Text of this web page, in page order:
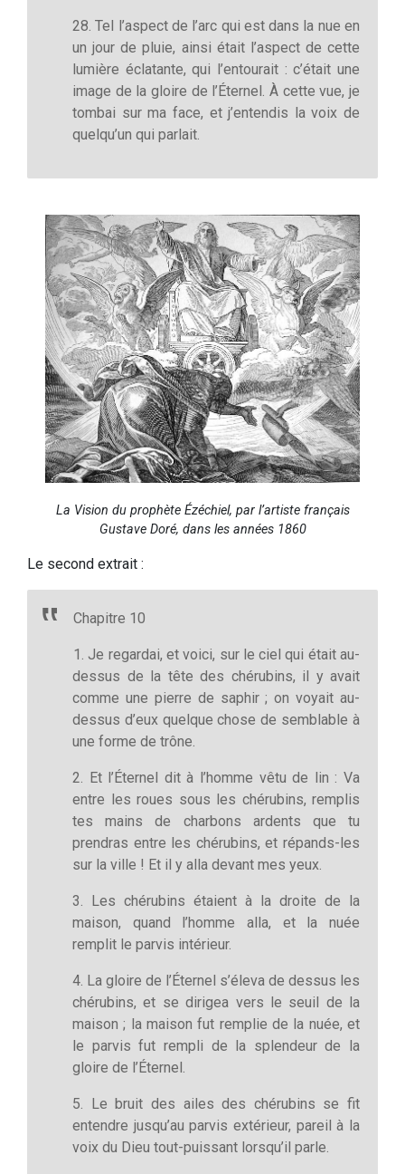
28. Tel l’aspect de l’arc qui est dans la nue en
un jour de pluie, ainsi était l’aspect de cette
lumière éclatante, qui l’entourait : c’était une
image de la gloire de l’Éternel. À cette vue, je
tombai sur ma face, et j’entendis la voix de
quelqu’un qui parlait.
La Vision du prophète Ézéchiel, par l’artiste français
Gustave Doré, dans les années 1860
Le second extrait :
Chapitre 10
1. Je regardai, et voici, sur le ciel qui était au-
dessus de la tête des chérubins, il y avait
comme une pierre de saphir ; on voyait au-
dessus d’eux quelque chose de semblable à
une forme de trône.
2. Et l’Éternel dit à l’homme vêtu de lin : Va
entre les roues sous les chérubins, remplis
tes mains de charbons ardents que tu
prendras entre les chérubins, et répands-les
sur la ville ! Et il y alla devant mes yeux.
3. Les chérubins étaient à la droite de la
maison, quand l’homme alla, et la nuée
remplit le parvis intérieur.
4. La gloire de l’Éternel s’éleva de dessus les
chérubins, et se dirigea vers le seuil de la
maison ; la maison fut remplie de la nuée, et
le parvis fut rempli de la splendeur de la
gloire de l’Éternel.
5. Le bruit des ailes des chérubins se fit
entendre jusqu’au parvis extérieur, pareil à la
voix du Dieu tout-puissant lorsqu’il parle.